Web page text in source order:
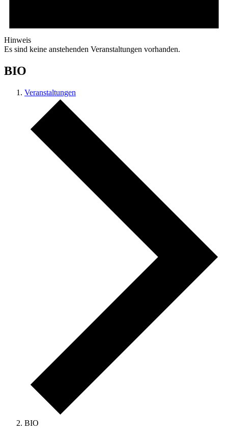
Hinweis
Es sind keine anstehenden Veranstaltungen vorhanden.
BIO
Veranstaltungen
BIO